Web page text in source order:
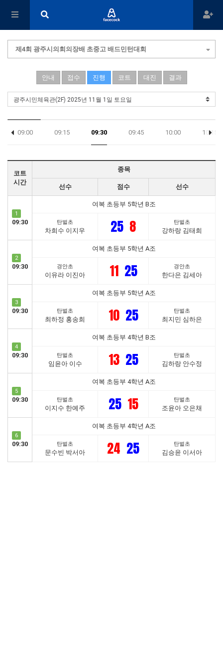
제4회 광주시의회의장배 초중고 배드민턴대회
안내 접수 진행 코트 대진 결과
09:00 09:15 09:30 09:45 10:00 10:15
코트
시간
종목
선수 점수 선수
1
09:30
여복 초등부 5학년 B조
탄벌초
차희수 이지우 25 8 탄벌초
강하랑 김태희
2
09:30
여복 초등부 5학년 A조
경안초
이유라 이진아 11 25 경안초
한다은 김세아
3
09:30
여복 초등부 5학년 A조
탄벌초
최하정 홍송희 10 25 탄벌초
최지민 심하은
4
09:30
여복 초등부 4학년 B조
탄벌초
임윤아 이수 13 25 탄벌초
김하랑 안수정
5
09:30
여복 초등부 4학년 A조
탄벌초
이지수 한예주 25 15 탄벌초
조윤아 오은채
6
09:30
여복 초등부 4학년 A조
탄벌초
문수빈 박서아 24 25 탄벌초
김승윤 이서아